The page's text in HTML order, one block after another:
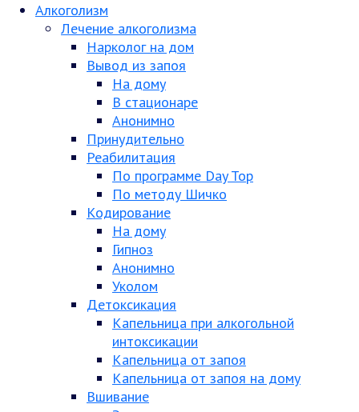
Алкоголизм
Лечение алкоголизма
Нарколог на дом
Вывод из запоя
На дому
В стационаре
Анонимно
Принудительно
Реабилитация
По программе Day Top
По методу Шичко
Кодирование
На дому
Гипноз
Анонимно
Уколом
Детоксикация
Капельница при алкогольной
интоксикации
Капельница от запоя
Капельница от запоя на дому
Вшивание